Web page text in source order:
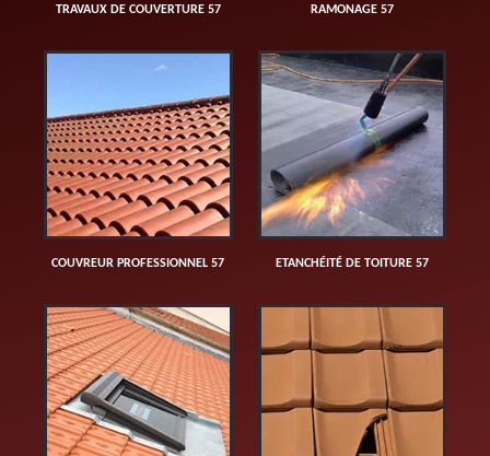
TRAVAUX DE COUVERTURE 57 RAMONAGE 57
COUVREUR PROFESSIONNEL 57 ETANCHÉITÉ DE TOITURE 57